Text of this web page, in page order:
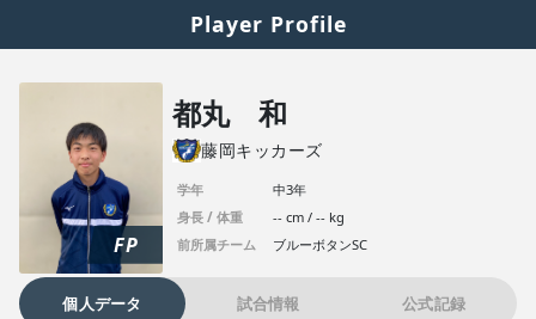
Player Profile
FP
都丸 和
藤岡キッカーズ
学年
中3年
身長 / 体重
-- cm / -- kg
前所属チーム
ブルーボタンSC
個人データ 試合情報 公式記録